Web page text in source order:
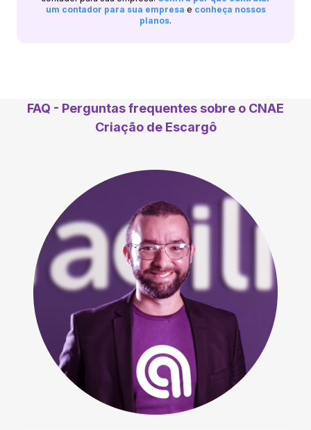
um contador para sua empresa e conheça nossos
planos.
FAQ - Perguntas frequentes sobre o CNAE
Criação de Escargô